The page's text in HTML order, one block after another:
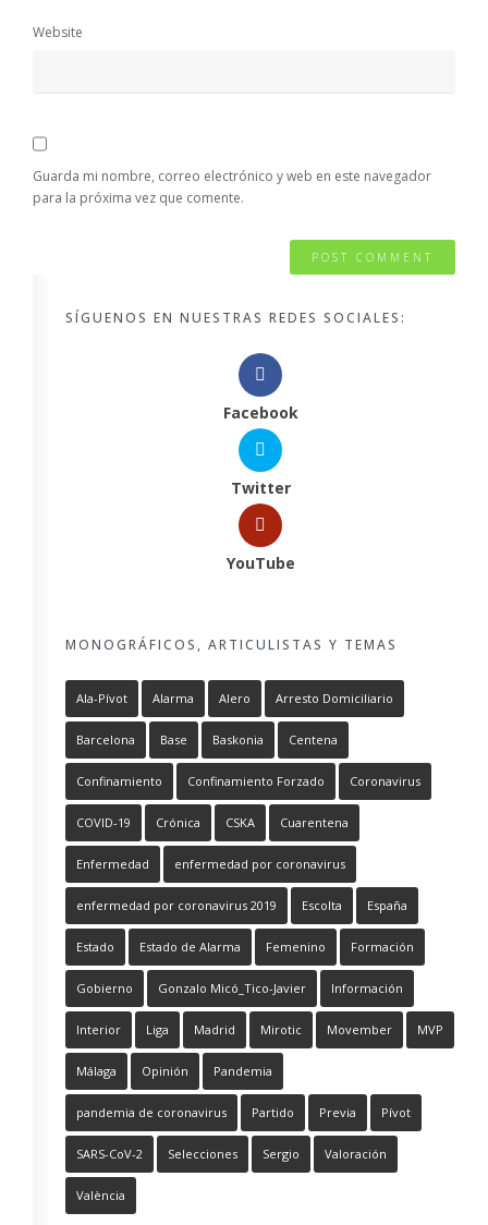
Website
Guarda mi nombre, correo electrónico y web en este navegador
para la próxima vez que comente.
SÍGUENOS EN NUESTRAS REDES SOCIALES:
Facebook
Twitter
YouTube
MONOGRÁFICOS, ARTICULISTAS Y TEMAS
Ala-Pívot Alarma Alero Arresto Domiciliario
Barcelona Base Baskonia Centena
Confinamiento Confinamiento Forzado Coronavirus
COVID-19 Crónica CSKA Cuarentena
Enfermedad enfermedad por coronavirus
enfermedad por coronavirus 2019 Escolta España
Estado Estado de Alarma Femenino Formación
Gobierno Gonzalo Micó_Tico-Javier Información
Interior Liga Madrid Mirotic Movember MVP
Málaga Opinión Pandemia
pandemia de coronavirus Partido Previa Pívot
SARS-CoV-2 Selecciones Sergio Valoración
València